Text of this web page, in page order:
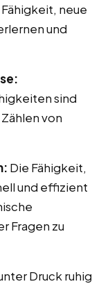
neue
und
sind
von
Die Fähigkeit,
und effizient
Fragen zu
Druck ruhig